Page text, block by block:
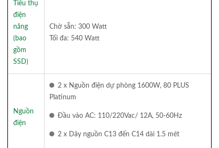
Tiêu thụ
điện
năng
(bao
gồm
SSD)
Chờ sẵn: 300 Watt
Tối đa: 540 Watt
Nguồn
điện
2 x Nguồn điện dự phòng 1600W, 80 PLUS
Platinum
Đầu vào AC: 110/220Vac/ 12A, 50-60Hz
2 x Dây nguồn C13 đến C14 dài 1.5 mét